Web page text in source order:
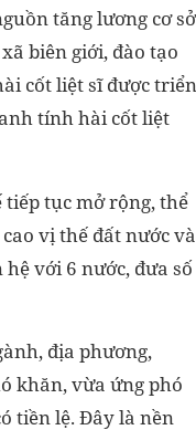
tăng lương cơ sở
biên giới, đào tạo
cốt liệt sĩ được triển
tính hài cốt liệt
tục mở rộng, thể
vị thế đất nước và
với 6 nước, đưa số
địa phương,
khăn, vừa ứng phó
tiền lệ. Đây là nền